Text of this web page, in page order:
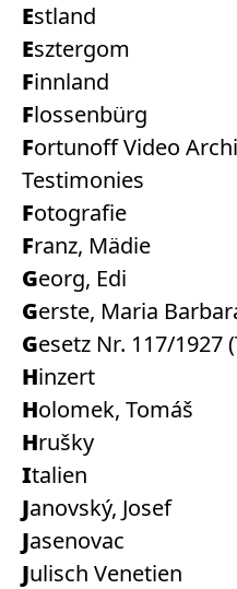
Estland
Esztergom
Finnland
Flossenbürg
Fortunoff Video Archive for Holocaust
Testimonies
Fotografie
Franz, Mädie
Georg, Edi
Gerste, Maria
Gesetz Nr. 117/
Hinzert
Holomek, Tomáš
Hrušky
Italien
Janovský, Josef
Jasenovac
Julisch Venetien